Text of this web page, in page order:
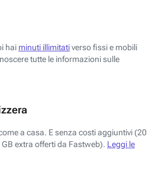
hai minuti illimitativerso fissi e mobili
tutte le informazioni sulle
a casa. E senza costi aggiuntivi (20
extra offerti da Fastweb). Leggi le